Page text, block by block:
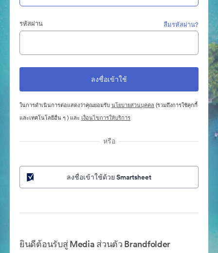
รหัสผ่าน ลืมรหัสผ่าน?
ในการดำเนินการต่อแสดงว่าคุณยอมรับนโยบายส่วนบุคคล (รวมถึงการใช้คุกกี้
และเทคโนโลยีอื่น ๆ ) และ เงื่อนไขการให้บริการ
หรือ
ลงชื่อเข้าใช้ด้วย Smartsheet
ยินดีต้อนรับสู่ Media ส่วนตัว Brandfolder